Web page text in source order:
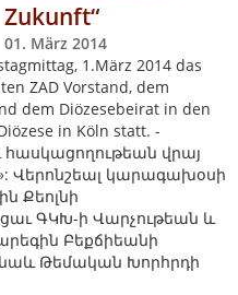
Zukunft“
01. März 2014
1.März 2014 das
ZAD Vorstand, dem
dem Diözesebeirat in den
in Köln statt. -
վրայ
Վերոնշեալ կարագախօսի
Քեոլնի
ԳԿԽ-ի Վարչութեան և
Բեքճիեանի
նաև Թեմական Խորհրդի